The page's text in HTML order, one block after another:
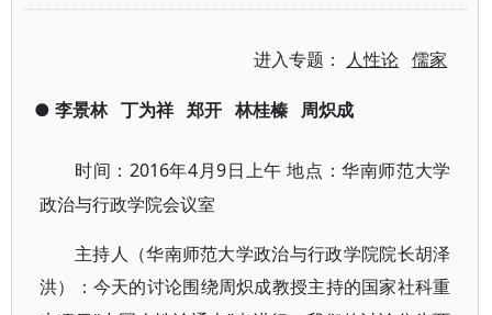
进入专题： 人性论 儒家
● 李景林 丁为祥 郑开 林桂榛 周炽成
时间： 2016年4月9日上午 地点：华南师范大学
政治与行政学院会议室
主持人（华南师范大学政治与行政学院院长胡泽
洪）：今天的讨论围绕周炽成教授主持的国家社科重